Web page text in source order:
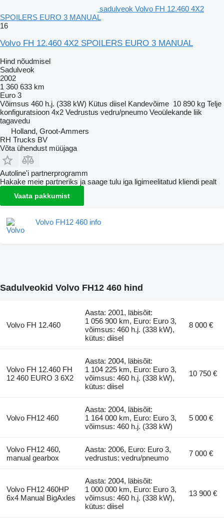
sadulveok Volvo FH 12.460 4X2
SPOILERS EURO 3 MANUAL
16
Volvo FH 12.460 4X2 SPOILERS EURO 3 MANUAL
Hind nõudmisel
Sadulveok
2002
1 360 633 km
Euro 3
Võimsus 460 h.j. (338 kW) Kütus diisel Kandevõime 10 890 kg Telje
konfiguratsioon 4x2 Vedrustus vedru/pneumo Veoülekande liik
tagavedu
Holland, Groot-Ammers
RH Trucks BV
Võta ühendust müüjaga
Autoline'i partnerprogramm
Hakake meie partneriks ja saage tulu iga ligimeelitatud kliendi pealt
Vaata pakkumist
Volvo FH12 460 info
Sadulveokid Volvo FH12 460 hind
Volvo FH 12.460
Aasta: 2001, läbisõit:
1 056 900 km, Euro: Euro 3,
võimsus: 460 h.j. (338 kW),
kütus: diisel
8 000 €
Volvo FH 12.460 FH
12 460 EURO 3 6X2
Aasta: 2004, läbisõit:
1 104 225 km, Euro: Euro 3,
võimsus: 460 h.j. (338 kW),
kütus: diisel
10 750 €
Volvo FH12 460
Aasta: 2004, läbisõit:
1 164 000 km, Euro: Euro 3,
võimsus: 460 h.j. (338 kW)
5 000 €
Volvo FH12 460,
manual gearbox
Aasta: 2006, Euro: Euro 3,
vedrustus: vedru/pneumo
7 000 €
Volvo FH12 460HP
6x4 Manual BigAxles
Aasta: 2004, läbisõit:
1 000 000 km, Euro: Euro 3,
võimsus: 460 h.j. (338 kW),
kütus: diisel
13 900 €